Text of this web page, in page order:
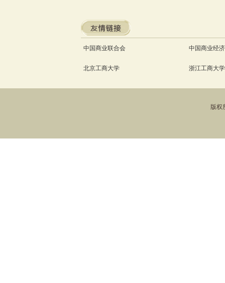
中国商业联合会 中国商业经
北京工商大学 浙江工商大学
版